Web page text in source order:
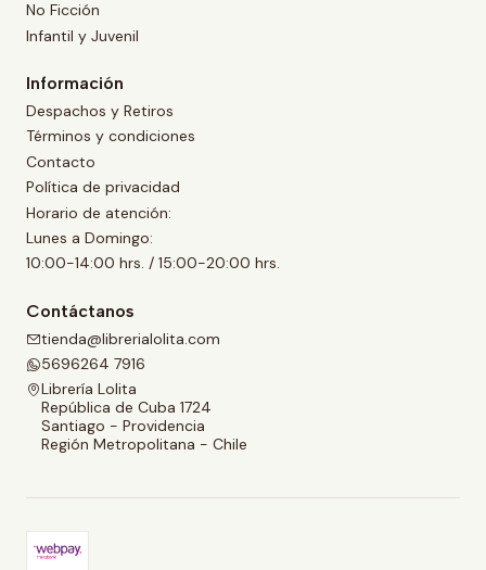
No Ficción
Infantil y Juvenil
Información
Despachos y Retiros
Términos y condiciones
Contacto
Política de privacidad
Horario de atención:
Lunes a Domingo:
10:00-14:00 hrs. / 15:00-20:00 hrs.
Contáctanos
tienda@librerialolita.com
5696264 7916
Librería Lolita
República de Cuba 1724
Santiago - Providencia
Región Metropolitana - Chile